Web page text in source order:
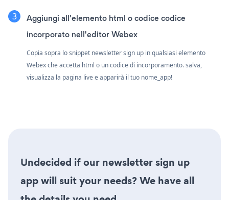
Aggiungi all'elemento html o codice codice
incorporato nell'editor Webex
Copia sopra lo snippet newsletter sign up in qualsiasi elemento
Webex che accetta html o un codice di incorporamento. salva,
visualizza la pagina live e apparirà il tuo nome_app!
Undecided if our newsletter sign up
app will suit your needs? We have all